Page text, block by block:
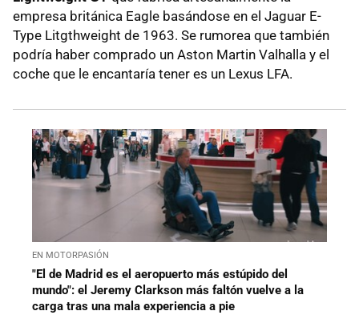
empresa británica Eagle basándose en el Jaguar E-
Type Litgthweight de 1963. Se rumorea que también
podría haber comprado un Aston Martin Valhalla y el
coche que le encantaría tener es un Lexus LFA.
EN MOTORPASIÓN
"El de Madrid es el aeropuerto más estúpido del
mundo": el Jeremy Clarkson más faltón vuelve a la
carga tras una mala experiencia a pie